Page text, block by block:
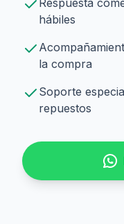
Respuesta
hábiles
la compra
Soporte
repuestos